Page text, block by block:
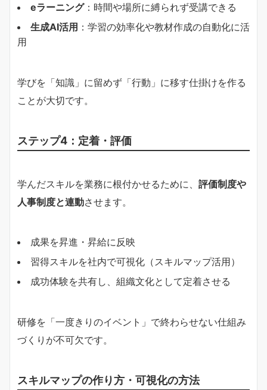
eラーニング：時間や場所に縛られず受講できる
生成AI活用 ：学習の効率化や教材作成の自動化に活
用
学びを「知識」に留めず「行動」に移す仕掛けを作る
ことが大切です。
ステップ4：定着・評価
学んだスキルを業務に根付かせるために、 評価制度や
人事制度と連動させます。
成果を昇進・昇給に反映
習得スキルを社内で可視化（スキルマップ活用）
成功体験を共有し、組織文化として定着させる
研修を「一度きりのイベント」で終わらせない仕組み
づくりが不可欠です。
スキルマップの作り方・可視化の方法